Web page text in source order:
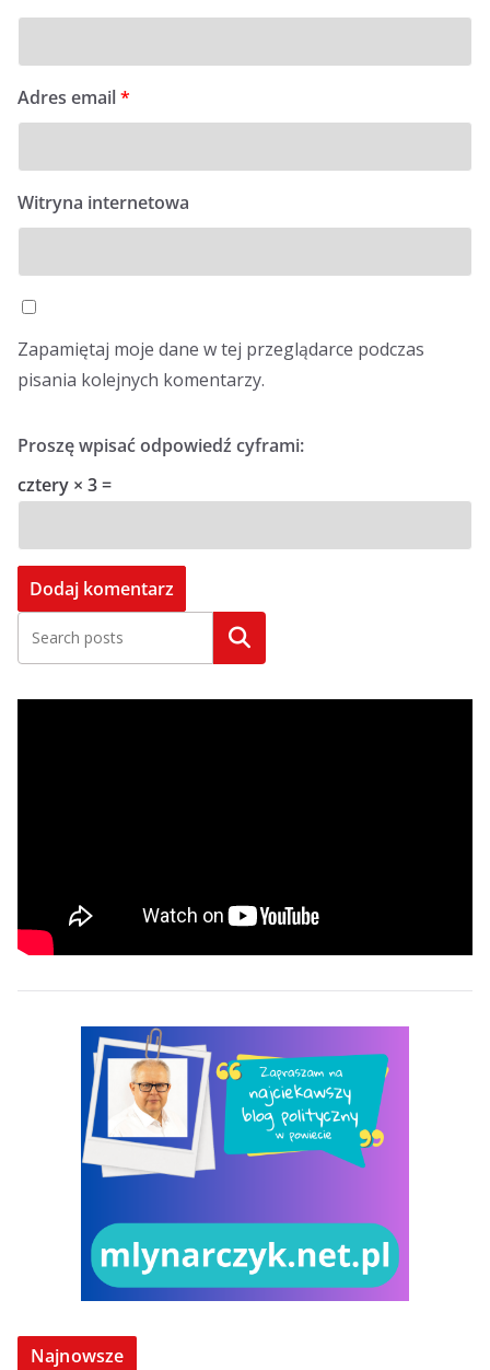
Adres email*
Witryna internetowa
Zapamiętaj moje dane w tej przeglądarce podczas
pisania kolejnych komentarzy.
Proszę wpisać odpowiedź cyframi:
cztery × 3 =
Szukaj
Najnowsze